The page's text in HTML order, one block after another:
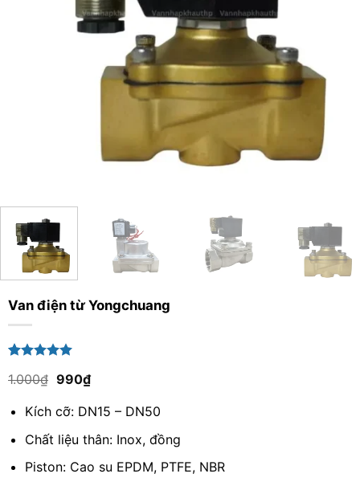
Van điện từ Yongchuang
dựa trên
1.000₫ Giá
là:
1.000₫.
990₫Giá
hiện
tại
là:
Kích cỡ: DN15 – DN50
Chất liệu thân: Inox, đồng
Piston: Cao su EPDM, PTFE, NBR